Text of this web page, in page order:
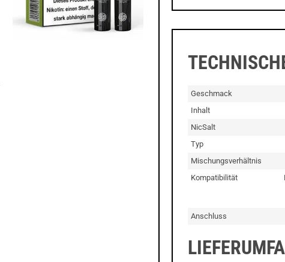
Geschmack
Inhalt
NicSalt
Typ
Mischungsverhältnis
Kompatibilität
Anschluss